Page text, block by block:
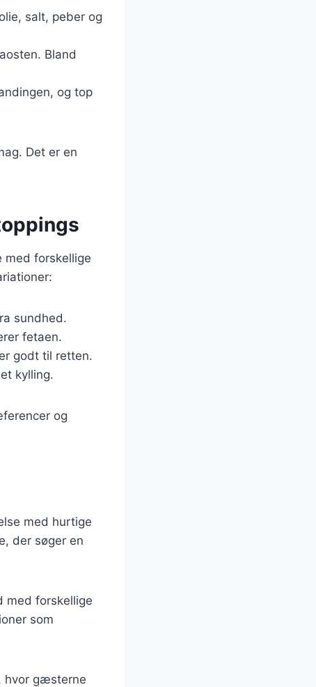
salt, peber og
Bland
og top
Det er en
med forskellige
sundhed.
fetaen.
godt til retten.
kylling.
og
med hurtige
der søger en
med forskellige
som
hvor gæsterne